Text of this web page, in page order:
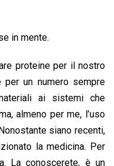
in mente.
proteine per il nostro
un numero sempre
ai sistemi che
almeno per me, l’uso
siano recenti,
la medicina. Per
La conoscerete, è un